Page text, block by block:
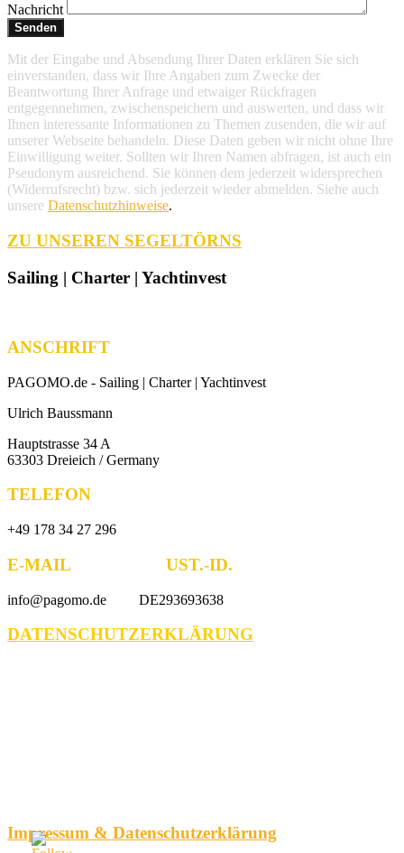
Nachricht
Mit der Eingabe und Absendung Ihrer Daten erklären Sie sich
einverstanden, dass wir Ihre Angaben zum Zwecke der
Beantwortung Ihrer Anfrage und etwaiger Rückfragen
entgegennehmen, zwischenspeichern und auswerten, und dass wir
Ihnen interessante Informationen zu Themen zusenden, die wir auf
unserer Webseite behandeln. Diese Daten geben wir nicht ohne Ihre
Einwilligung weiter. Sollten wir Ihren Namen abfragen, ist auch ein
Pseudonym ausreichend. Sie können dem jederzeit widersprechen
(Widerrufsrecht) bzw. sich jederzeit wieder abmelden. Siehe auch
unsere Datenschutzhinweise.
ZU UNSEREN SEGELTÖRNS
Sailing | Charter | Yachtinvest
ANSCHRIFT
PAGOMO.de - Sailing | Charter | Yachtinvest
Ulrich Baussmann
Hauptstrasse 34 A
63303 Dreieich / Germany
TELEFON
+49 178 34 27 296
E-MAIL UST.-ID.
info@pagomo.de DE293693638
DATENSCHUTZERKLÄRUNG
Impressum & Datenschutzerklärung